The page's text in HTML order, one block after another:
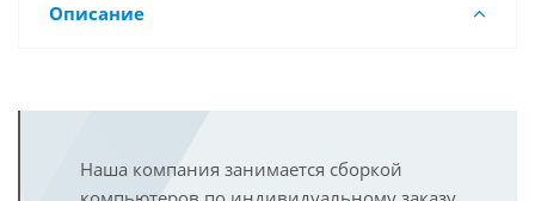
Описание
Наша компания занимается сборкой